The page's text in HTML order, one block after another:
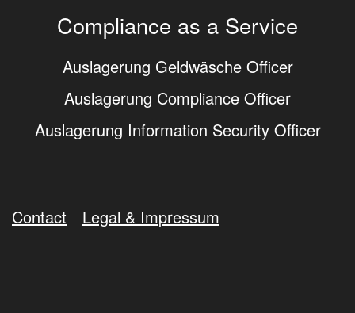
Compliance as a Service
Auslagerung Geldwäsche Officer
Auslagerung Compliance Officer
Auslagerung Information Security Officer
Contact Legal & Impressum